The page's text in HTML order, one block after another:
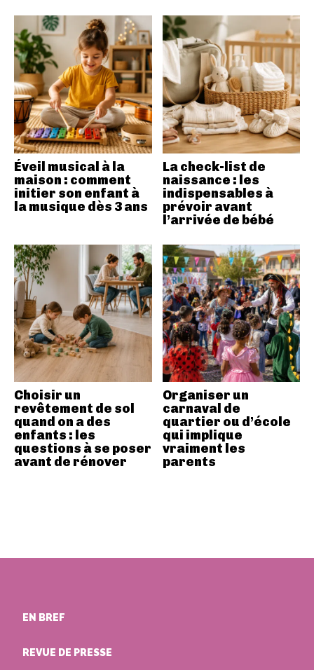
Éveil musical à la
maison : comment
initier son enfant à
la musique dès 3 ans
La check-list de
naissance : les
indispensables à
prévoir avant
l’arrivée de bébé
Choisir un
revêtement de sol
quand on a des
enfants : les
questions à se poser
avant de rénover
Organiser un
carnaval de
quartier ou d’école
qui implique
vraiment les
parents
EN BREF
REVUE DE PRESSE